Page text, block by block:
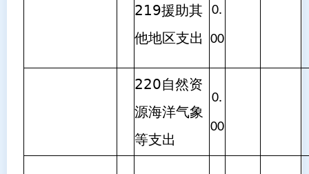
219援助其
他地区支出
0.
00
220自然资
源海洋气象
等支出
0.
00